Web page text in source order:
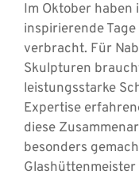
Im Oktober
inspirierende
verbracht. Für
Skulpturen
leistungsstarke
Expertise
diese
besonders
Glashüttenmeister